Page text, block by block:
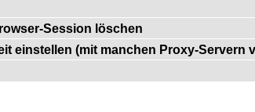
Session löschen
einstellen (mit manchen Proxy-Servern